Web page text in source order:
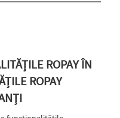
ROPAY ÎN
ROPAY